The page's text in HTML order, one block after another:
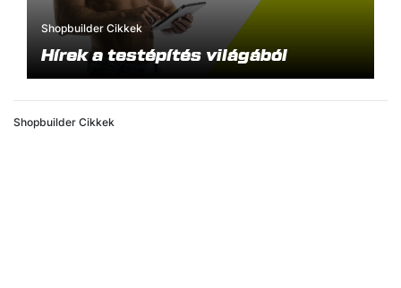
Shopbuilder Cikkek
Hírek a testépítés világából
Shopbuilder Cikkek